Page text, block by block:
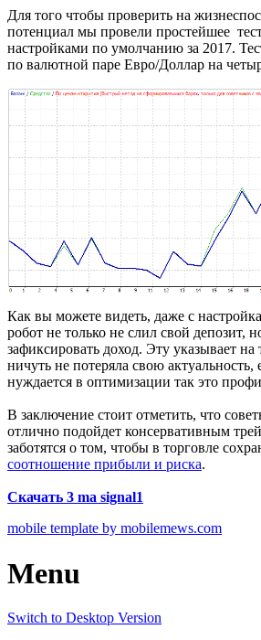
Для того чтобы проверить на
потенциал мы провели простейшее
настройками по умолчанию за 2017.
по валютной паре Евро/Доллар на
Как вы можете видеть, даже с
робот не только не слил свой депозит,
зафиксировать доход. Эту указывает на
ничуть не потеряла свою актуальность,
нуждается в оптимизации так это
В заключение стоит отметить, что
отлично подойдет консервативным
заботятся о том, чтобы в торговле
соотношение прибыли и риска.
Скачать 3 ma signal1
mobile template by mobilemews.com
Menu
Switch to Desktop Version